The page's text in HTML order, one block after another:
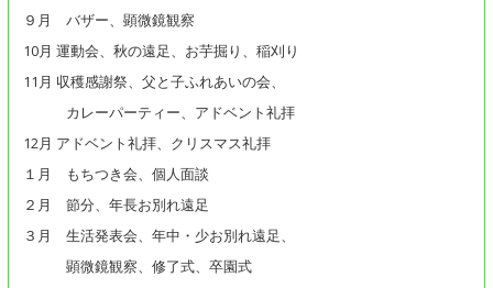
９月 バザー、顕微鏡観察
10月 運動会、秋の遠足、お芋掘り、稲刈り
11月 収穫感謝祭、父と子ふれあいの会、
カレーパーティー、アドベント礼拝
12月 アドベント礼拝、クリスマス礼拝
１月 もちつき会、個人面談
２月 節分、年長お別れ遠足
３月 生活発表会、年中・少お別れ遠足、
顕微鏡観察、修了式、卒園式